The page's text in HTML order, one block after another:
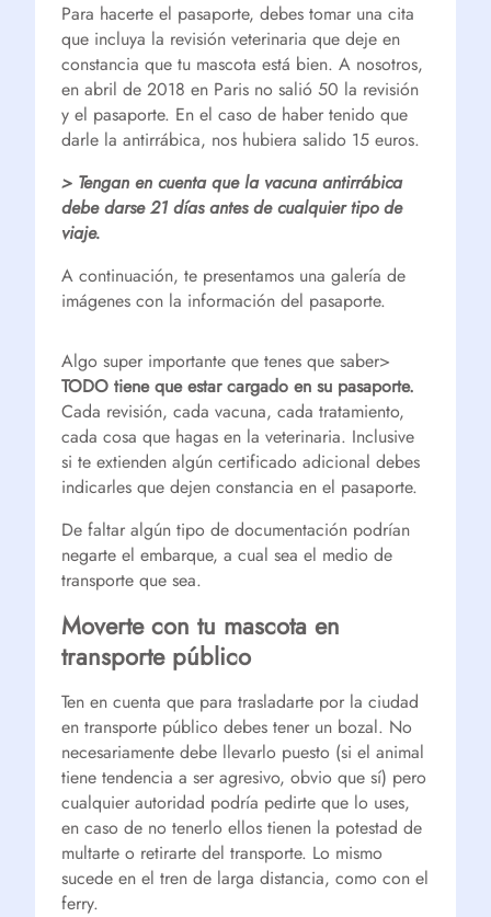
Para hacerte el pasaporte, debes tomar una cita
que incluya la revisión veterinaria que deje en
constancia que tu mascota está bien. A nosotros,
en abril de 2018 en Paris no salió 50 la revisión
y el pasaporte. En el caso de haber tenido que
darle la antirrábica, nos hubiera salido 15 euros.
> Tengan en cuenta que la vacuna antirrábica
debe darse 21 días antes de cualquier tipo de
viaje.
A continuación, te presentamos una galería de
imágenes con la información del pasaporte.
Algo super importante que tenes que saber>
TODO tiene que estar cargado en su pasaporte.
Cada revisión, cada vacuna, cada tratamiento,
cada cosa que hagas en la veterinaria. Inclusive
si te extienden algún certificado adicional debes
indicarles que dejen constancia en el pasaporte.
De faltar algún tipo de documentación podrían
negarte el embarque, a cual sea el medio de
transporte que sea.
Moverte con tu mascota en
transporte público
Ten en cuenta que para trasladarte por la ciudad
en transporte público debes tener un bozal. No
necesariamente debe llevarlo puesto (si el animal
tiene tendencia a ser agresivo, obvio que sí) pero
cualquier autoridad podría pedirte que lo uses,
en caso de no tenerlo ellos tienen la potestad de
multarte o retirarte del transporte. Lo mismo
sucede en el tren de larga distancia, como con el
ferry.